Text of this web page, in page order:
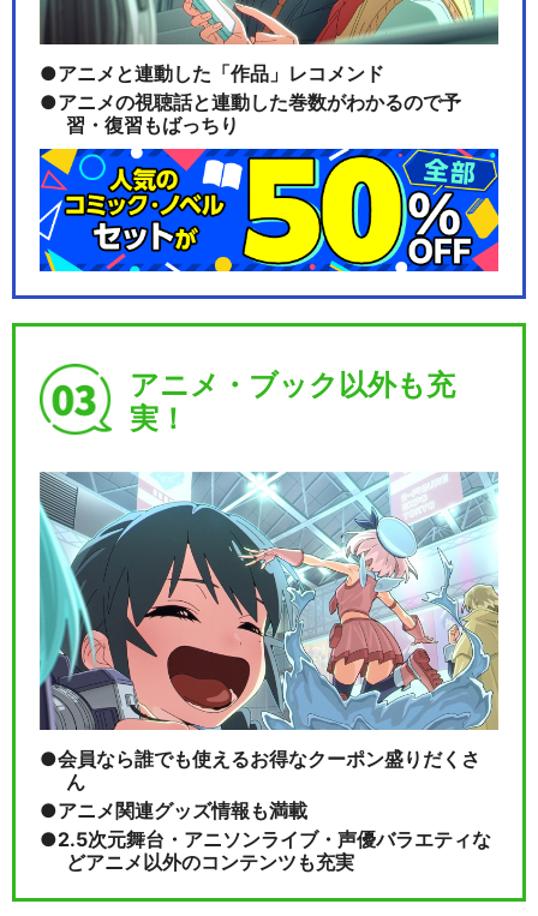
リ☆チャン ～きら…
リ☆チャン ～きら…
Hello! プリ☆チャンワールド
閉じる
アニメと連動した「作品」レコメンド
アニメの視聴話と連動した巻数がわかるので予
習・復習もばっちり
アニメ・ブック以外も充
実！
会員なら誰でも使えるお得なクーポン盛りだくさ
ん
アニメ関連グッズ情報も満載
2.5次元舞台・アニソンライブ・声優バラエティな
どアニメ以外のコンテンツも充実